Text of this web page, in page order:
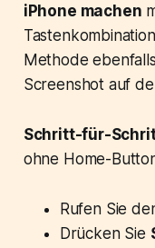
iPhone machen
Methode
Screenshot auf
Schritt-für-
ohne Home-
Rufen Sie
Drücken Sie